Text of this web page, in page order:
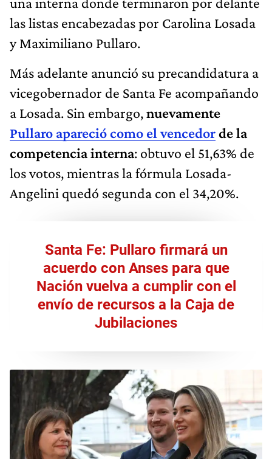
las listas encabezadas por Carolina Losada
y Maximiliano Pullaro.
Más adelante anunció su precandidatura a
vicegobernador de Santa Fe acompañando
a Losada. Sin embargo,nuevamente
Pullaro apareció como el vencedorde la
competencia interna: obtuvo el 51,63% de
los votos, mientras la fórmula Losada-
Angelini quedó segunda con el 34,20%.
Santa Fe: Pullaro firmará un
acuerdo con Anses para que
Nación vuelva a cumplir con el
envío de recursos a la Caja de
Jubilaciones